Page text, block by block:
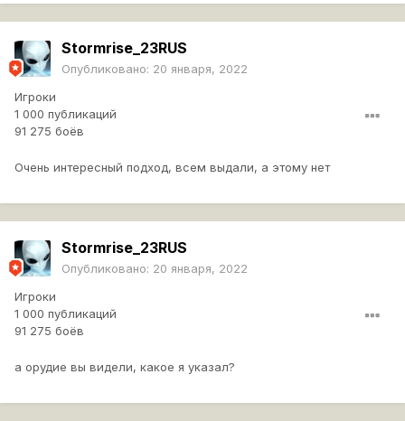
Stormrise_23RUS
Опубликовано: 20 января, 2022
Игроки
1 000 публикаций
91 275 боёв
Очень интересный подход, всем выдали, а этому нет
Stormrise_23RUS
Опубликовано: 20 января, 2022
Игроки
1 000 публикаций
91 275 боёв
а орудие вы видели, какое я указал?